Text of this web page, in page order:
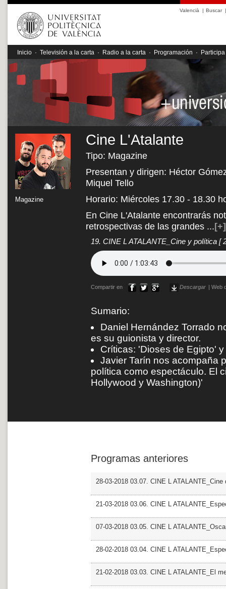
Valencià | Buscar|
Inicio · Televisión a la carta · Radio a la carta · Programación · Participa
Magazine
Cine L'Atalante
Tipo: Magazine
Presentan y dirigen: Héctor
Miquel Tello
Horario: Miércoles 17.30 - 18.30
En Cine L'Atalante encontrarás
retrospectivas de las grandes ...[+]
19. CINE L ATALANTE_Cine y política [
Compartir en Descargar Web
Sumario:
Daniel Hernández Torrado
es su guionista y director.
Críticas: 'Dioses de Egipto'
Javier Tarín nos acompaña
política como espectáculo. El
Hollywood y Washington)'
Programas anteriores
28-03-2018 03.07. CINE L
21-03-2018 03.06. CINE L
07-03-2018 03.05. CINE L
28-02-2018 03.04. CINE L
21-02-2018 03.03. CINE L ATALANTE_El